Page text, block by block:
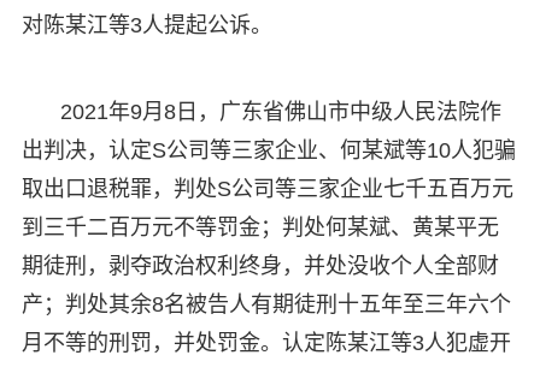
对陈某江等3人提起公诉。
2021年9月8日，广东省佛山市中级人民法院作
出判决，认定S公司等三家企业、何某斌等10人犯骗
取出口退税罪，判处S公司等三家企业七千五百万元
到三千二百万元不等罚金；判处何某斌、黄某平无
期徒刑，剥夺政治权利终身，并处没收个人全部财
产；判处其余8名被告人有期徒刑十五年至三年六个
月不等的刑罚，并处罚金。认定陈某江等3人犯虚开